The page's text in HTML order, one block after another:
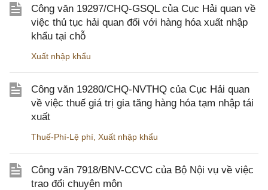
Công văn 19297/CHQ-GSQL của Cục Hải quan về
việc thủ tục hải quan đối với hàng hóa xuất nhập
khẩu tại chỗ
Xuất nhập khẩu
Công văn 19280/CHQ-NVTHQ của Cục Hải quan
về việc thuế giá trị gia tăng hàng hóa tạm nhập tái
xuất
Thuế-Phí-Lệ phí Xuất nhập khẩu
Công văn 7918/BNV-CCVC của Bộ Nội vụ về việc
trao đổi chuyên môn